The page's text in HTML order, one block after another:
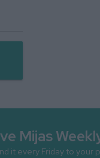
Mijas
it every Friday to your